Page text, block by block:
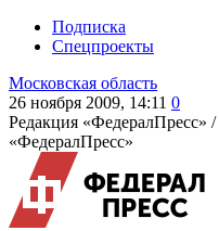
Подписка
Спецпроекты
Московская область
26 ноября 2009, 14:11 0
Редакция «ФедералПресс» /
«ФедералПресс»